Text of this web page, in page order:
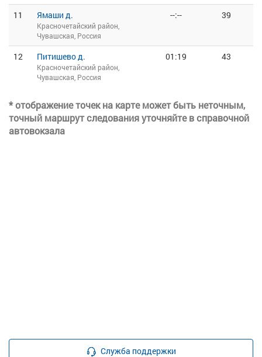
11 Ямаши д.
Красночетайский район,
Чувашская, Россия
--:-- 39
12 Питишево д.
Красночетайский район,
Чувашская, Россия
01:19 43
* отображение точек на карте может быть неточным,
точный маршрут следования уточняйте в справочной
автовокзала
Служба поддержки